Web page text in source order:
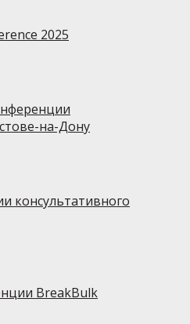
2025
на-Дону
консультативного
BreakBulk